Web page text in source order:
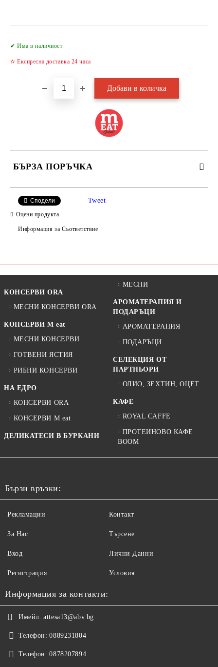
✔ Има в наличност
✫ Експресна доставка 24 часа
БЪРЗА ПОРЪЧКА
Сподели Tweet
Оцени продукта
Информация за Съответствие
КОНСЕРВИ ORA
МЕСНИ КОНСЕРВИ ORA
КОНСЕРВИ M eat
МЕСНИ КОНСЕРВИ
ГОТВЕНИ ЯСТИЯ
РИБНИ КОНСЕРВИ
НА ЕДРО
КОНСЕРВИ ORA
КОНСЕРВИ M eat
ДЕЛИКАТЕСИ В БУРКАНИ
МЕСНИ
АРОМАТЕРАПИЯ И
ПОДАРЪЦИ
АРОМАТЕРАПИЯ
ПОДАРЪЦИ
СЕЛЕКЦИЯ ОТ
ПАРТНЬОРИ
ОЛИО, ЗЕХТИН, ОЦЕТ
КАФЕ
ROYAL CAFFE
ПРОТЕИНОВО КАФЕ
BOOM
Бързи връзки:
Рекламации
За Нас
Вход
Регистрация
Контакт
Търсене
Лични Данни
Условия
Информация за контакти:
Имейл: attesa13@abv.bg
Телефон: 0889231804
Телефон: 0878207894